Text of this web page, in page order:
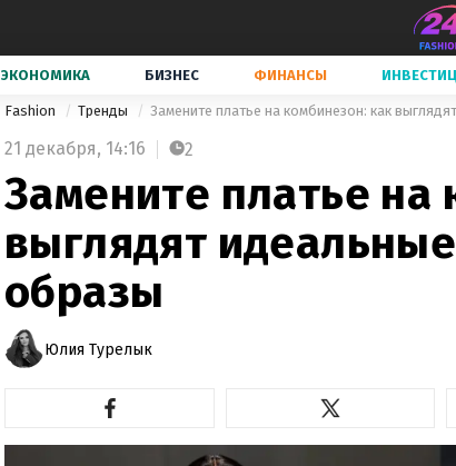
ЭКОНОМИКА БИЗНЕС ФИНАНСЫ
Fashion Тренды Замените платье на комбинезон: как
21 декабря, 14:16 2
Замените платье на
выглядят
образы
Юлия Турелык